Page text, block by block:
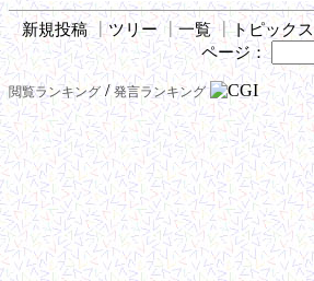
新規投稿┃ツリー┃一覧┃トピックス
ページ：
閲覧ランキング / 発言ランキング